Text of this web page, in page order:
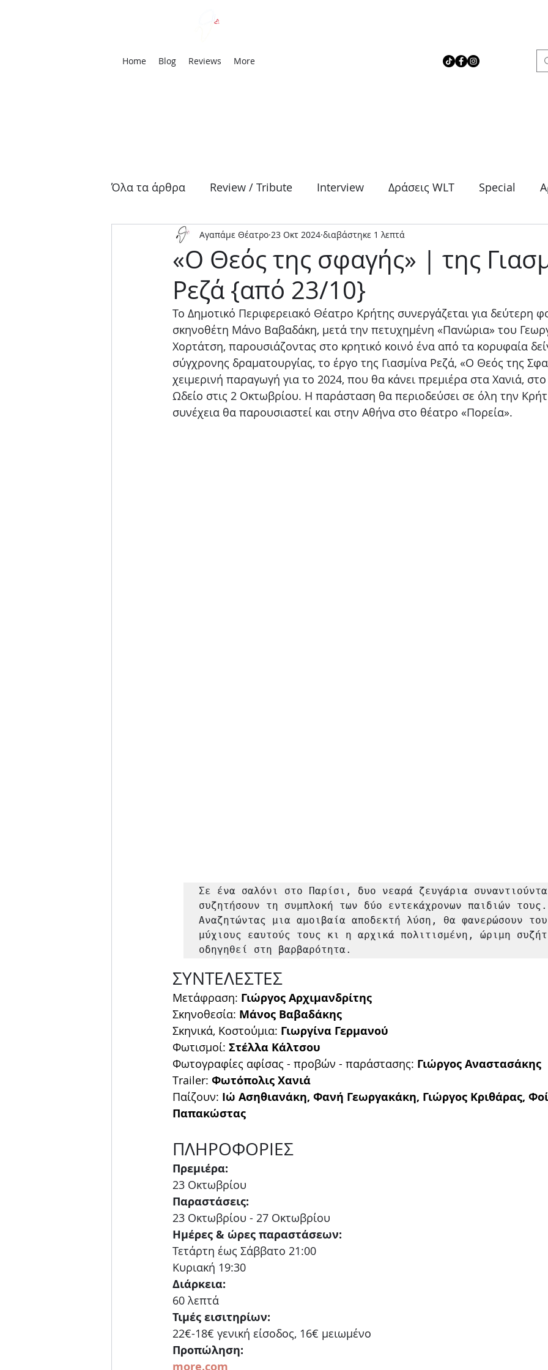
Home Blog Reviews More
Όλα τα άρθρα Review / Tribute Interview Δράσεις WLT Special
Αρχαία Τραγωδία Δράμα Θρίλερ Κοινωνικό
Μουσική παράσταση Παιδικό Stand up
«Ο Θεός της σφαγής» | της
Ρεζά {από 23/10}
Αγαπάμε Θέατρο 23 Οκτ 2024 διαβάστηκε 1 λεπτά
Το Δημοτικό Περιφερειακό Θέατρο Κρήτης συνεργάζεται για δεύτερη
σκηνοθέτη Μάνο Βαβαδάκη, μετά την πετυχημένη «Πανώρια» του
Χορτάτση, παρουσιάζοντας στο κρητικό κοινό ένα από τα κορυφαία
σύγχρονης δραματουργίας, το έργο της Γιασμίνα Ρεζά, «Ο Θεός της
χειμερινή παραγωγή για το 2024, που θα κάνει πρεμιέρα στα Χανιά,
Ωδείο στις 2 Οκτωβρίου. Η παράσταση θα περιοδεύσει σε όλη την
συνέχεια θα παρουσιαστεί και στην Αθήνα στο θέατρο «Πορεία».
Σε ένα σαλόνι στο Παρίσι, δυο νεαρά ζευγάρια
συζητήσουν τη συμπλοκή των δύο εντεκάχρονων παιδιών τους.
Αναζητώντας μια αμοιβαία αποδεκτή λύση, θα φανερώσουν
μύχιους εαυτούς τους κι η αρχικά πολιτισμένη, ώριμη
οδηγηθεί στη βαρβαρότητα.
ΣΥΝΤΕΛΕΣΤΕΣ
Μετάφραση: Γιώργος Αρχιμανδρίτης
Σκηνοθεσία: Μάνος Βαβαδάκης
Σκηνικά, Κοστούμια: Γιωργίνα Γερμανού
Φωτισμοί: Στέλλα Κάλτσου
Φωτογραφίες αφίσας - προβών - παράστασης: Γιώργος Αναστασάκης
Τrailer: Φωτόπολις Χανιά
Παίζουν: Ιώ Ασηθιανάκη, Φανή Γεωργακάκη, Γιώργος Κριθάρας,
Παπακώστας
ΠΛΗΡΟΦΟΡΙΕΣ
Πρεμιέρα:
23 Οκτωβρίου
Παραστάσεις:
23 Οκτωβρίου - 27 Οκτωβρίου
Ημέρες & ώρες παραστάσεων:
Τετάρτη έως Σάββατο 21:00
Κυριακή 19:30
Διάρκεια:
60 λεπτά
Τιμές εισιτηρίων:
22€-18€ γενική είσοδος, 16€ μειωμένο
Προπώληση:
more.com